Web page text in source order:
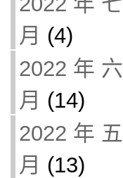
月 (4)
2022 年 六
月 (14)
2022 年 五
月 (13)